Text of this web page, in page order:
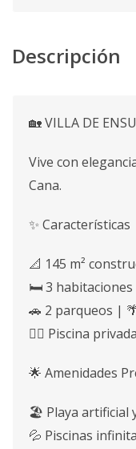
Descripción
🏡 VILLA DE
Vive con
Cana.
✨ Características
📐 145 m²
🛏️ 3 habitaciones
🚗 2 parqueos |
🤽‍♀️ Piscina privada
🌟 Amenidades
🏖️ Playa artificial
💦 Piscinas